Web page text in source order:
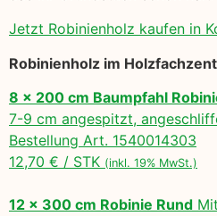
Jetzt Robinienholz kaufen in
Robinienholz im
8 x 200 cm Baumpfahl
7-9 cm angespitzt,
Bestellung Art. 1540014303
12,70 € / STK (inkl. 19% MwSt.)
12 x 300 cm Robinie Rund